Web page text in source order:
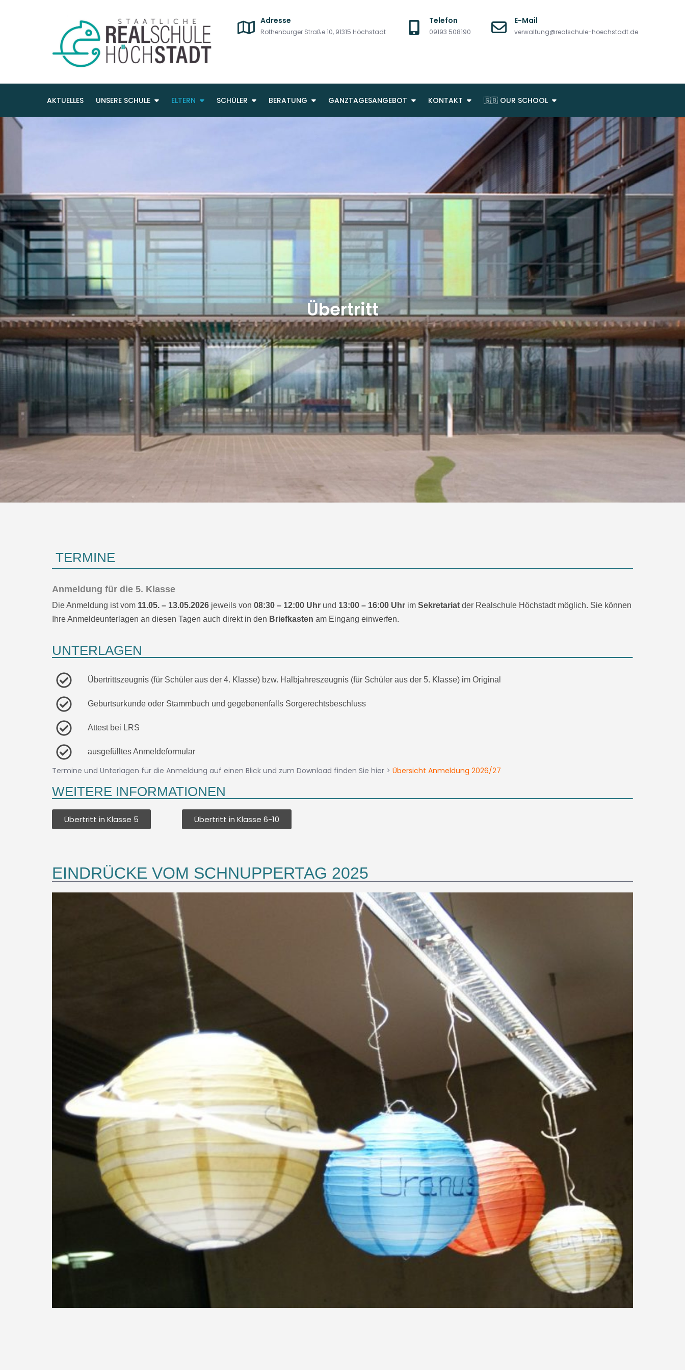
Adresse
Rothenburger Straße 10, 91315 Höchstadt
Telefon
09193 508190
E-Mail
verwaltung@realschule-hoechstadt.de
AKTUELLES UNSERE SCHULE ELTERN SCHÜLER BERATUNG GANZTAGESANGEBOT KONTAKT 🇬🇧 OUR SCHOOL
Übertritt
TERMINE
Anmeldung für die 5. Klasse
Die Anmeldung ist vom 11.05. – 13.05.2026 jeweils von 08:30 – 12:00 Uhr und 13:00 – 16:00 Uhr im Sekretariat der Realschule Höchstadt möglich. Sie können
Ihre Anmeldeunterlagen an diesen Tagen auch direkt in den Briefkasten am Eingang einwerfen.
UNTERLAGEN
Übertrittszeugnis (für Schüler aus der 4. Klasse) bzw. Halbjahreszeugnis (für Schüler aus der 5. Klasse) im Original
Geburtsurkunde oder Stammbuch und gegebenenfalls Sorgerechtsbeschluss
Attest bei LRS
ausgefülltes Anmeldeformular
Termine und Unterlagen für die Anmeldung auf einen Blick und zum Download finden Sie hier > Übersicht Anmeldung 2026/27
WEITERE INFORMATIONEN
Übertritt in Klasse 5 Übertritt in Klasse 6-10
EINDRÜCKE VOM SCHNUPPERTAG 2025